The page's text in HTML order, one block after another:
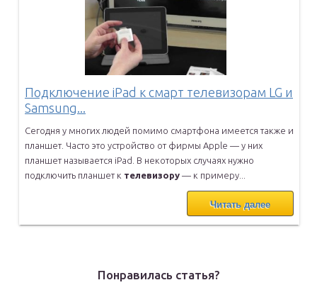
Подключение iPad к смарт телевизорам LG и
Samsung...
Сегодня у многих людей помимо смартфона имеется также и
планшет. Часто это устройство от фирмы Apple — у них
планшет называется iPad. В некоторых случаях нужно
подключить планшет к телевизору — к примеру...
Читать далее
Понравилась статья?